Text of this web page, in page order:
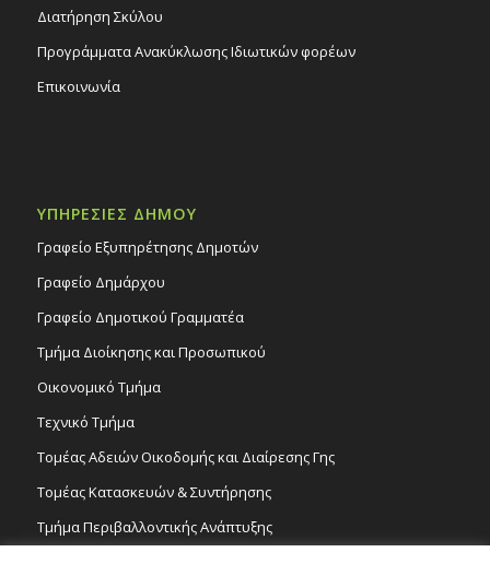
Διατήρηση Σκύλου
Προγράμματα Ανακύκλωσης Ιδιωτικών φορέων
Επικοινωνία
ΥΠΗΡΕΣΙΕΣ ΔΗΜΟΥ
Γραφείο Εξυπηρέτησης Δημοτών
Γραφείο Δημάρχου
Γραφείο Δημοτικού Γραμματέα
Τμήμα Διοίκησης και Προσωπικού
Οικονομικό Τμήμα
Τεχνικό Τμήμα
Τομέας Αδειών Οικοδομής και Διαίρεσης Γης
Τομέας Κατασκευών & Συντήρησης
Τμήμα Περιβαλλοντικής Ανάπτυξης